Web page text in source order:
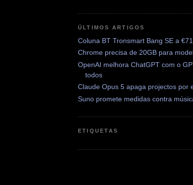
ÚLTIMOS ARTIGOS
Coluna BT Tronsmart Bang SE a €71
Chrome precisa de 20GB para
OpenAI melhora ChatGPT com o
todos
Claude Opus 5 apaga projectos por
Suno promete medidas contra
ETIQUETAS